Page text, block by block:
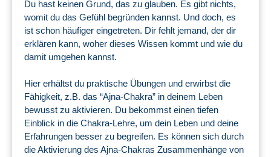
Du hast keinen Grund, das zu glauben. Es gibt nichts,
womit du das Gefühl begründen kannst. Und doch, es
ist schon häufiger eingetreten. Dir fehlt jemand, der dir
erklären kann, woher dieses Wissen kommt und wie du
damit umgehen kannst.
Hier erhältst du praktische Übungen und erwirbst die
Fähigkeit, z.B. das “Ajna-Chakra” in deinem Leben
bewusst zu aktivieren. Du bekommst einen tiefen
Einblick in die Chakra-Lehre, um dein Leben und deine
Erfahrungen besser zu begreifen. Es können sich durch
die Aktivierung des Ajna-Chakras Zusammenhänge von